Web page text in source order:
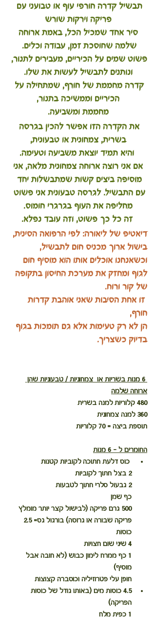
תבשיל קדרה חורפי עוף או טבועני עם
פריקה וירקות שורש
סיר אחד שמכיל הכל, באמת ארוחה
שלמה שחוסכת זמן, עבודה וכלים.
פשוט שמים על הכיריים, מעבירים לתנור,
ונותנים לתבשיל לעשות את שלו.
קדרה מחממת של חורף, שמתחילה על
הכיריים וממשיכה בתנור,
מחממת ומשביעה.
את הקדרה הזו אפשר להכין בגרסה
בשרית, צמחונית או טבעונית,
אם אני רוצה ארוחה צמחונית מלאה, אני
מוסיפה ביצים קשות שמתבשלות יחד
עם התבשיל. לגרסה טבעונית אני פשוט
מחליפה את העוף בגרגרי חומוס.
זה כל כך פשוט, וזה עובד נפלא.
דיאטיפ של ליאורה: לפי הרפואה הסינית,
בישול ארוך מכניס חום לתבשיל,
וכשאנחנו אוכלים אותו הוא מוסיף חום
לגוף ומחזק את מערכת החיסון בתקופה
של קור ורוח.
זו אחת הסיבות שאני אוהבת קדרות
חורף,
הן לא רק טעימות אלא גם תומכות בגוף
בדיוק כשצריך.
6 מנות בשריות או  צמחוניות / טבעוניות שהן
ארוחה שלמה
480 קלוריות למנה בשרית
360 למנה צמחונית
תוספת ביצה = 70 קלוריות
החומרים ל - 6 מנות
2 בצל חתוך לקוביות
2 גבעול סלרי חתוך לטבעות
כף שמן
500 גרם פריקה (לבישול קצר יותר מומלץ
כוסות
4 שיני שום חצויות
1 כף ממרח לימון כבוש (לא חובה אבל
מוסיף)
חופן עלי פטרוזיליה וכוסברה קצוצות
4.5 כוסות מים (באותו גודל של כוסות
הפריקה)
1 כפית מלח